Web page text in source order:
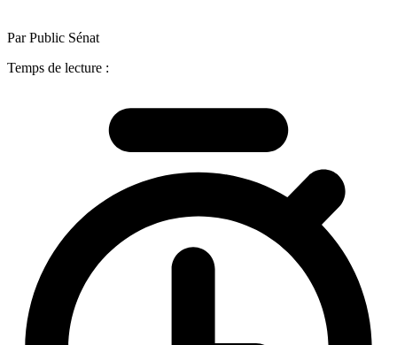
Par Public Sénat
Temps de lecture :